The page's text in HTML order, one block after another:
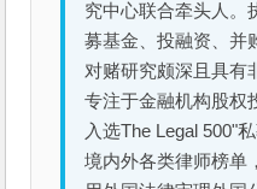
究中心联合牵头人。
募基金、投融资、并
对赌研究颇深且具有
专注于金融机构股权
入选The Legal 500"
境内外各类律师榜单